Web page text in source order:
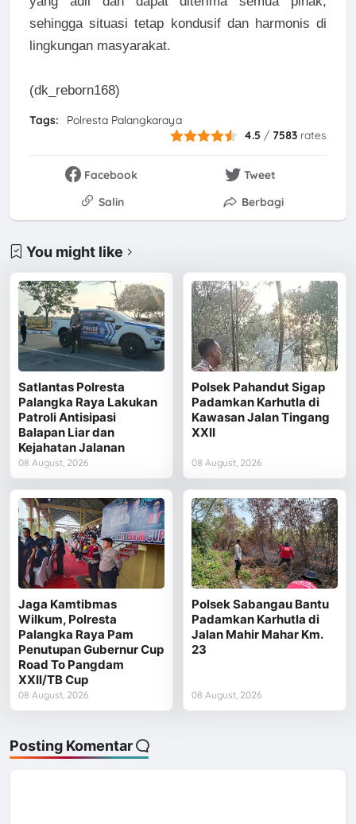
sehingga situasi tetap kondusif dan harmonis di
lingkungan masyarakat.
(dk_reborn168)
Tags:
Polresta Palangkaraya
4.5 / 7583 rates
Facebook
Tweet
Salin
Berbagi
You might like
Satlantas Polresta
Palangka Raya Lakukan
Patroli Antisipasi
Balapan Liar dan
Kejahatan Jalanan
08 August, 2026
Polsek Pahandut Sigap
Padamkan Karhutla di
Kawasan Jalan Tingang
XXII
08 August, 2026
Jaga Kamtibmas
Wilkum, Polresta
Palangka Raya Pam
Penutupan Gubernur Cup
Road To Pangdam
XXII/TB Cup
08 August, 2026
Polsek Sabangau Bantu
Padamkan Karhutla di
Jalan Mahir Mahar Km.
23
08 August, 2026
Posting Komentar